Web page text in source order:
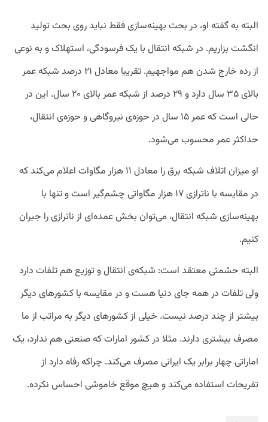
البته به گفته او، در بحث بهینه‌سازی فقط نباید روی بحث تولید
انگشت بزاریم. در شبکه‌ انتقال با یک فرسودگی، استهلاک و به نوعی
از رده خارج شدن هم مواجهیم. تقریبا معادل ۲۱ درصد شبکه عمر
بالای ۳۵ سال دارد و ۲۹ درصد از شبکه‌ عمر بالای ۲۰ سال. این در
حالی است که عمر ۱۵ سال در حوزه‌ی نیروگاهی و حوزه‌ی انتقال،
حداکثر عمر محسوب می‌شود.
او میزان اتلاف شبکه برق را معادل ۱۱ هزار مگاوات اعلام می‌کند که
در مقایسه با ناترازی ۱۷ هزار مگاواتی چشم‌گیر است و تنها با
بهینه‌سازی شبکه انتقال، می‌توان بخش عمده‌ای از ناترازی را جبران
کنیم.
البته حشمتی معتقد است: شبکه‌ی انتقال و توزیع هم تلفات دارد
ولی تلفات در همه جای دنیا هست و در مقایسه با کشورهای دیگر
بیشتر از چند درصد نیست. خیلی از کشورهای دیگر به مراتب از ما
مصرف بیشتری دارند. مثلا در کشور امارات که صنعتی هم ندارد، یک
اماراتی چهار برابر یک ایرانی مصرف می‌کند. چراکه رفاه دارد از
تفریحات استفاده می‌کند و هیچ موقع خاموشی احساس نکرده.